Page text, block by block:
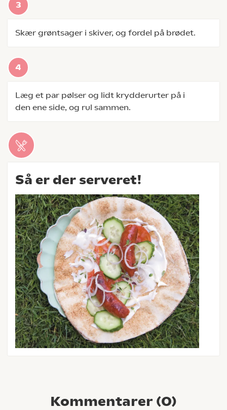
Skær grøntsager i skiver, og fordel på brødet.
Læg et par pølser og lidt krydderurter på i
den ene side, og rul sammen.
Så er der serveret!
Kommentarer (0)